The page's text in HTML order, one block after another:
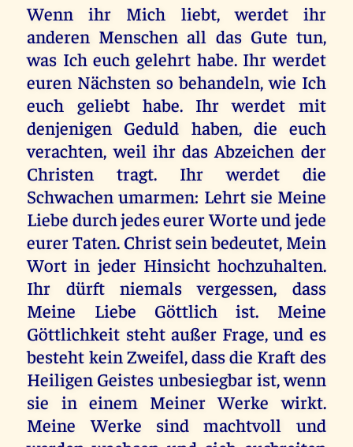
Wenn ihr Mich liebt, werdet ihr
anderen Menschen all das Gute tun,
was Ich euch gelehrt habe. Ihr werdet
euren Nächsten so behandeln, wie Ich
euch geliebt habe. Ihr werdet mit
denjenigen Geduld haben, die euch
verachten, weil ihr das Abzeichen der
Christen tragt. Ihr werdet die
Schwachen umarmen: Lehrt sie Meine
Liebe durch jedes eurer Worte und jede
eurer Taten. Christ sein bedeutet, Mein
Wort in jeder Hinsicht hochzuhalten.
Ihr dürft niemals vergessen, dass
Meine Liebe Göttlich ist. Meine
Göttlichkeit steht außer Frage, und es
besteht kein Zweifel, dass die Kraft des
Heiligen Geistes unbesiegbar ist, wenn
sie in einem Meiner Werke wirkt.
Meine Werke sind machtvoll und